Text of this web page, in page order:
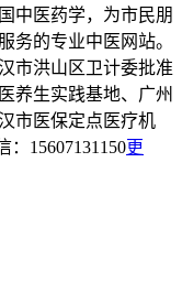
中医药学，为市民朋
务的专业中医网站。
市洪山区卫计委批准
养生实践基地、广州
市医保定点医疗机
：15607131150更